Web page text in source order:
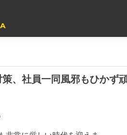
、社員一同風邪もひかず頑